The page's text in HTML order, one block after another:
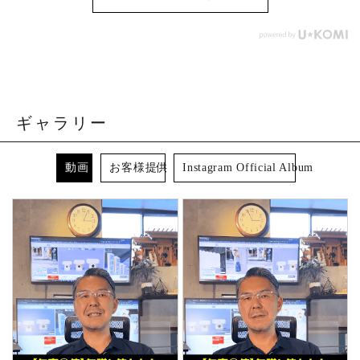
ギャラリー
動画 お客様提供 Instagram Official Album